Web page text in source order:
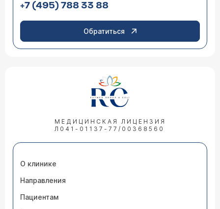
+7 (495) 788 33 88
Обратиться
МЕДИЦИНСКАЯ ЛИЦЕНЗИЯ
Л041-01137-77/00368560
О клинике
Направления
Пациентам